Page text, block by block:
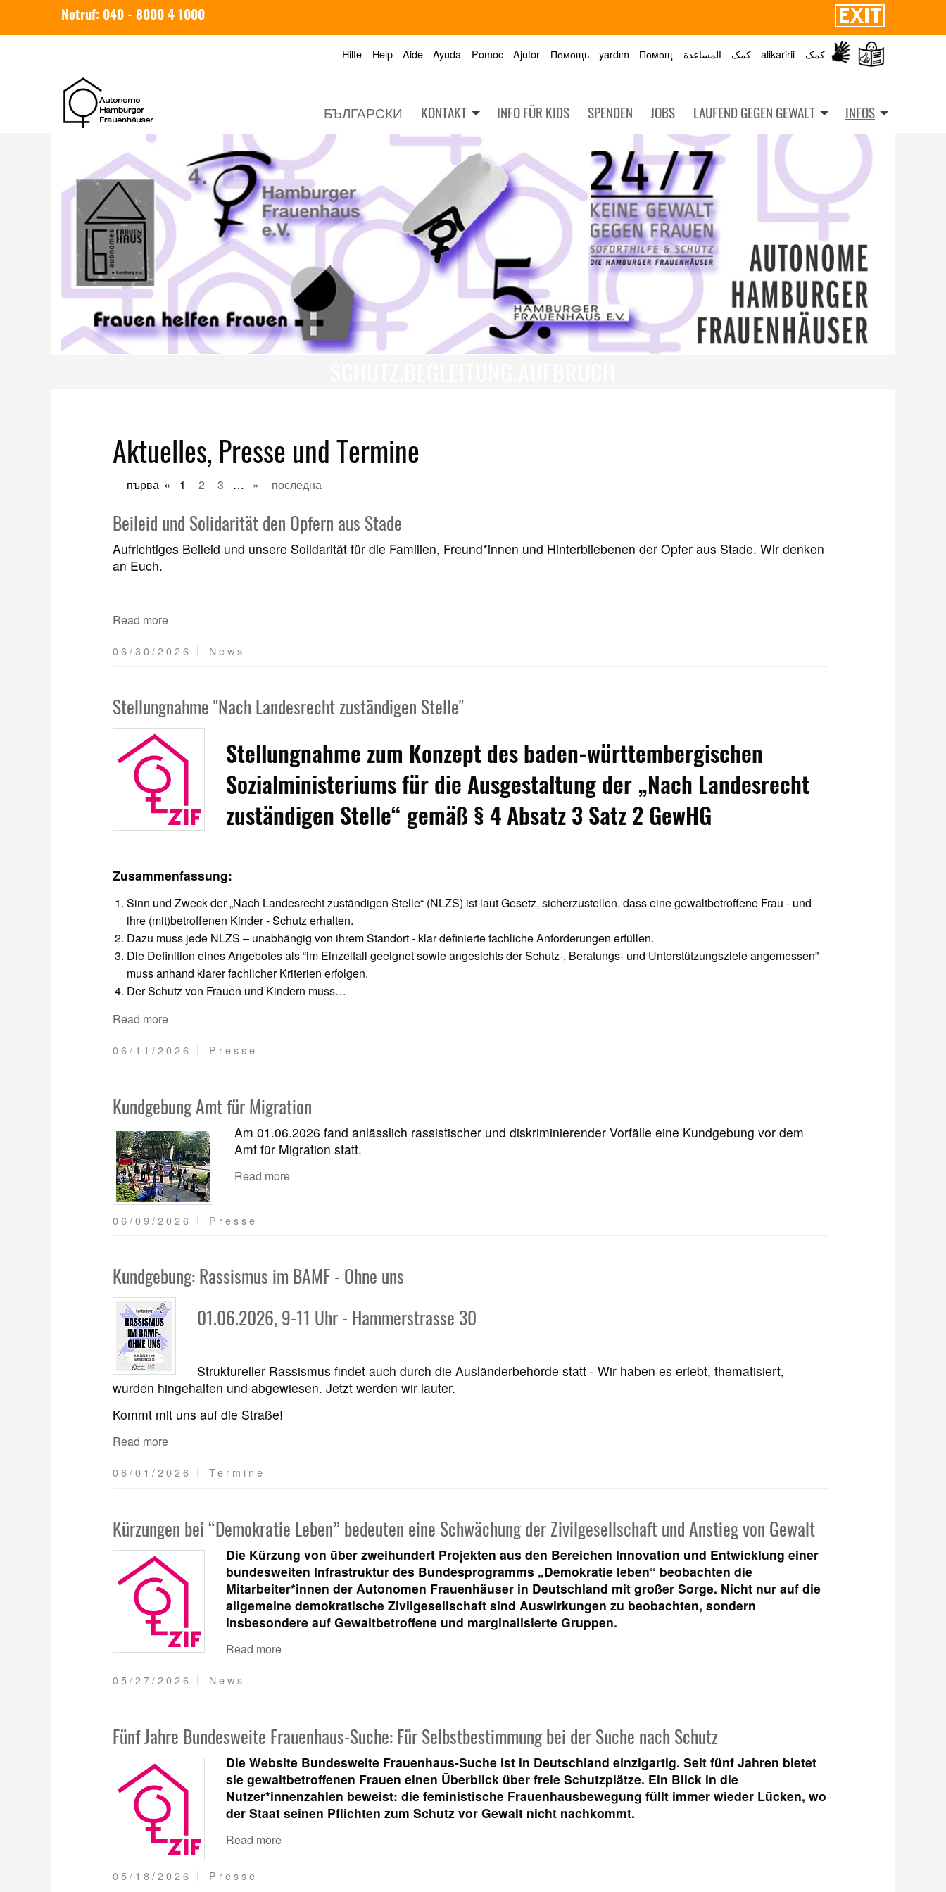
Notruf: 040 - 8000 4 1000
Hilfe Help Aide Ayuda Pomoc Ajutor Помощь yardım Помощ المساعدة کمک alikaririi کمک
INFOS
LAUFEND GEGEN GEWALT
JOBS
SPENDEN
INFO FÜR KIDS
KONTAKT
БЪЛГАРСКИ
Aktuelles, Presse und Termine
първа « 1 2 3 … » последна
Beileid und Solidarität den Opfern aus Stade
Aufrichtiges Beileid und unsere Solidarität für die Familien, Freund*innen und Hinterbliebenen der Opfer aus Stade. Wir denken
an Euch.
Read more
06/30/2026 News
Stellungnahme "Nach Landesrecht zuständigen Stelle"
Stellungnahme zum Konzept des baden-württembergischen
Sozialministeriums für die Ausgestaltung der „Nach Landesrecht
zuständigen Stelle“ gemäß § 4 Absatz 3 Satz 2 GewHG
Zusammenfassung:
Sinn und Zweck der „Nach Landesrecht zuständigen Stelle“ (NLZS) ist laut Gesetz, sicherzustellen, dass eine gewaltbetroffene Frau - und
ihre (mit)betroffenen Kinder - Schutz erhalten.
Dazu muss jede NLZS – unabhängig von ihrem Standort - klar definierte fachliche Anforderungen erfüllen.
Die Definition eines Angebotes als “im Einzelfall geeignet sowie angesichts der Schutz-, Beratungs- und Unterstützungsziele angemessen”
muss anhand klarer fachlicher Kriterien erfolgen.
Der Schutz von Frauen und Kindern muss…
Read more
06/11/2026 Presse
Kundgebung Amt für Migration
Am 01.06.2026 fand anlässlich rassistischer und diskriminierender Vorfälle eine Kundgebung vor dem
Amt für Migration statt.
Read more
06/09/2026 Presse
Kundgebung: Rassismus im BAMF - Ohne uns
01.06.2026, 9-11 Uhr - Hammerstrasse 30
Struktureller Rassismus findet auch durch die Ausländerbehörde statt - Wir haben es erlebt, thematisiert,
wurden hingehalten und abgewiesen. Jetzt werden wir lauter.
Kommt mit uns auf die Straße!
Read more
06/01/2026 Termine
Kürzungen bei “Demokratie Leben” bedeuten eine Schwächung der Zivilgesellschaft und Anstieg von Gewalt
Die Kürzung von über zweihundert Projekten aus den Bereichen Innovation und Entwicklung einer
bundesweiten Infrastruktur des Bundesprogramms „Demokratie leben“ beobachten die
Mitarbeiter*innen der Autonomen Frauenhäuser in Deutschland mit großer Sorge. Nicht nur auf die
allgemeine demokratische Zivilgesellschaft sind Auswirkungen zu beobachten, sondern
insbesondere auf Gewaltbetroffene und marginalisierte Gruppen.
Read more
05/27/2026 News
Fünf Jahre Bundesweite Frauenhaus-Suche: Für Selbstbestimmung bei der Suche nach Schutz
Die Website Bundesweite Frauenhaus-Suche ist in Deutschland einzigartig. Seit fünf Jahren bietet
sie gewaltbetroffenen Frauen einen Überblick über freie Schutzplätze. Ein Blick in die
Nutzer*innenzahlen beweist: die feministische Frauenhausbewegung füllt immer wieder Lücken, wo
der Staat seinen Pflichten zum Schutz vor Gewalt nicht nachkommt.
Read more
05/18/2026 Presse